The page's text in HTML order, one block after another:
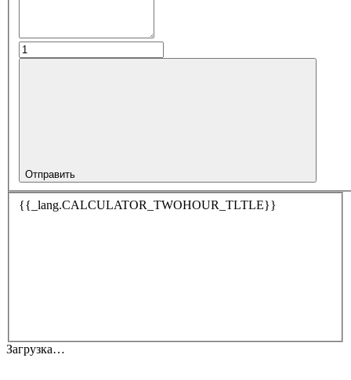
Отправить
{{_lang.CALCULATOR_TWOHOUR_TLTLE}}
Загрузка…